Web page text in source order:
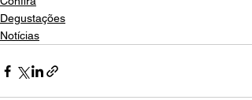
Degustações
Notícias